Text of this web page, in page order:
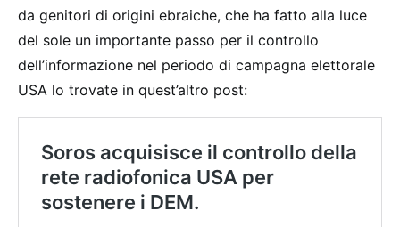
da genitori di origini ebraiche, che ha fatto alla luce
del sole un importante passo per il controllo
dell’informazione nel periodo di campagna elettorale
USA lo trovate in quest’altro post: